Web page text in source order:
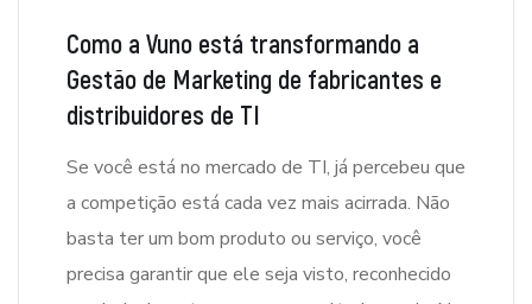
Como a Vuno está transformando a
Gestão de Marketing de fabricantes e
distribuidores de TI
Se você está no mercado de TI, já percebeu que
a competição está cada vez mais acirrada. Não
basta ter um bom produto ou serviço, você
precisa garantir que ele seja visto, reconhecido